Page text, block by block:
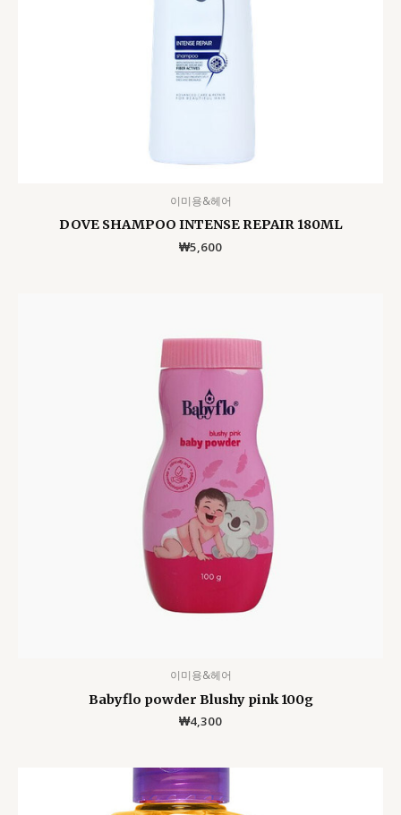
이미용&헤어
DOVE SHAMPOO INTENSE REPAIR 180ML
₩5,600
이미용&헤어
Babyflo powder Blushy pink 100g
₩4,300